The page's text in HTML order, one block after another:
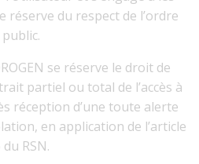
réserve du respect de l’ordre
public.
se réserve le droit de
partiel ou total de l’accès à
réception d’une toute alerte
en application de l’article
du RSN.